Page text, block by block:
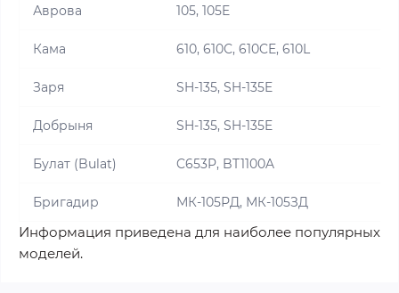
Аврова 105, 105E
Кама 610, 610С, 610CE, 610L
Заря SH-135, SH-135E
Добрыня SH-135, SH-135E
Булат (Bulat) C653P, BT1100A
Бригадир МК-105РД, МК-105ЗД
Информация приведена для наиболее популярных
моделей.